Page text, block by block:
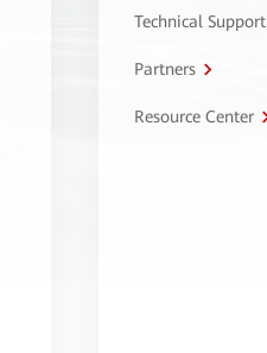
Technical Support
Partners
Resource Center